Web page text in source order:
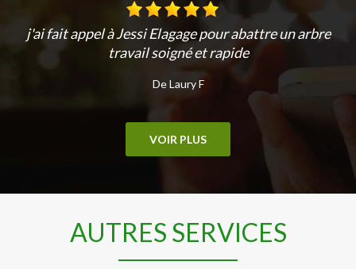
j'ai fait appel à Jessi Elagage pour abattre un arbre
travail soigné et rapide
De Laury F
VOIR PLUS
AUTRES SERVICES